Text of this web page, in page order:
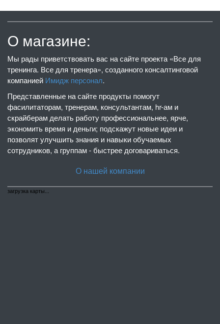
загрузка карты...
О магазине:
Мы рады приветствовать вас на сайте проекта «Все для
тренинга. Все для тренера», созданного консалтинговой
компанией Имидж персонал.
Представленные на сайте продукты помогут
фасилитаторам, тренерам, консультантам, hr-ам и
скрайберам делать работу профессиональнее, ярче,
экономить время и деньги; подскажут новые идеи и
позволят улучшить знания и навыки обучаемых
сотрудников, а группам - быстрее договариваться.
О нашей компании